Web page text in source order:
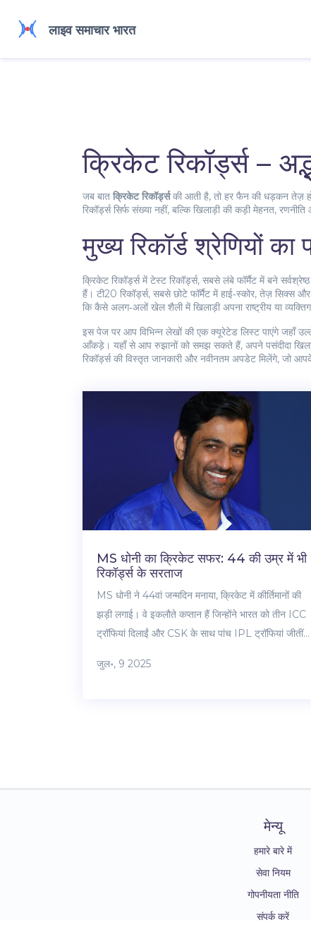
क्रिकेट रिकॉर्ड्स –
जब बात क्रिकेट रिकॉर्ड्सकी आती है, तो हर फैन की धड़कन तेज़
रिकॉर्ड्स सिर्फ संख्या नहीं, बल्कि खिलाड़ी की कड़ी मेहनत,
मुख्य रिकॉर्ड श्रेणियों का
क्रिकेट रिकॉर्ड्स मेंटेस्ट रिकॉर्ड्स, सबसे लंबे फॉर्मैट में बने
हैं। टी20 रिकॉर्ड्स, सबसे छोटे फॉर्मैट में हाई‑स्कोर, तेज़ सिक्स और
कि कैसे अलग‑अलों खेल शैली में खिलाड़ी अपना राष्ट्रीय या
इस पेज पर आप विभिन्न लेखों की एक क्यूरेटेड लिस्ट पाएंगे जहाँ
आँकड़े। यहाँ से आप रुझानों को समझ सकते हैं, अपने पसंदीदा
रिकॉर्ड्स की विस्तृत जानकारी और नवीनतम अपडेट मिलेंगे, जो
MS धोनी का क्रिकेट सफर: 44 की उम्र में भी
रिकॉर्ड्स के सरताज
MS धोनी ने 44वां जन्मदिन मनाया, क्रिकेट में कीर्तिमानों की
झड़ी लगाई। वे इकलौते कप्तान हैं जिन्होंने भारत को तीन ICC
ट्रॉफियां दिलाईं और CSK के साथ पांच IPL ट्रॉफियां जीतीं।
बल्लेबाजी रिकॉर्ड हैं, जिससे उनका जलवा बरकरार है।
जुल॰, 9 2025
मेन्यू
हमारे बारे में
सेवा नियम
गोपनीयता नीति
संपर्क करें